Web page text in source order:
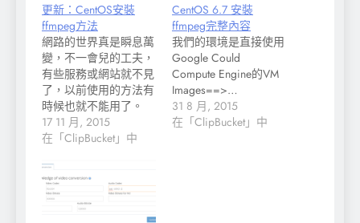
更新：CentOS安裝
ffmpeg方法
網路的世界真是瞬息萬
變，不一會兒的工夫，
有些服務或網站就不見
了，以前使用的方法有
時候也就不能用了。
像…
17 11 月, 2015
在「ClipBucket」中
CentOS 6.7 安裝
ffmpeg完整內容
我們的環境是直接使用
Google Could
Compute Engine的VM
Images==>…
31 8 月, 2015
在「ClipBucket」中